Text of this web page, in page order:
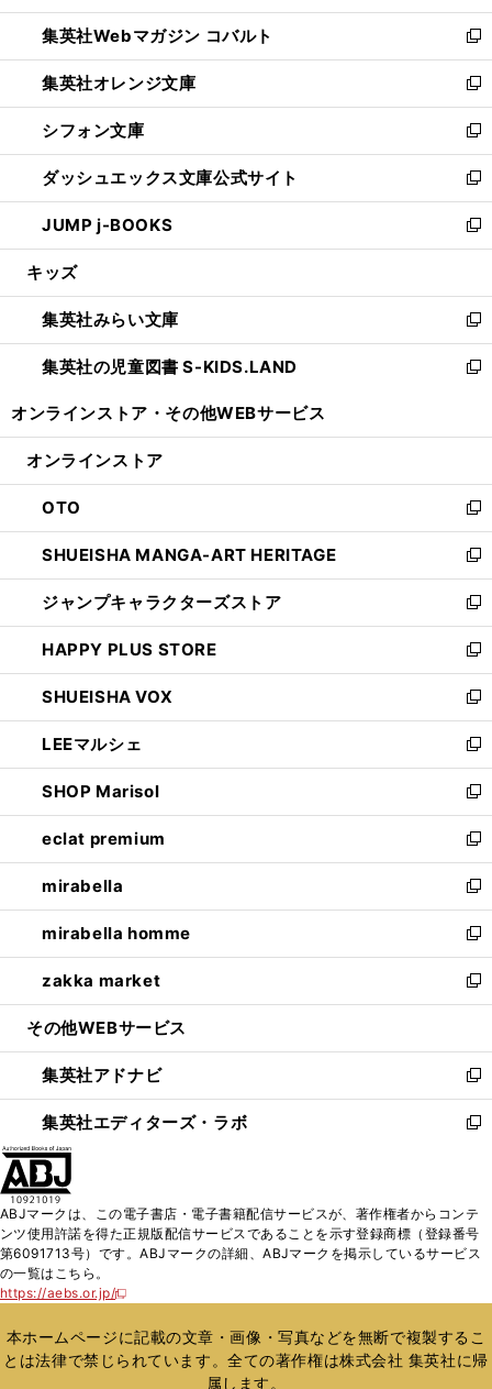
開
く
ウ
で
開
く
ン
ド
ウ
で
開
く
ウ
ィ
ン
ド
ウ
で
開
く
集英社Webマガジン コバルト
新
し
い
ウ
ィ
ン
ド
ウ
で
開
集英社オレンジ文庫
新
し
い
ウ
ィ
ン
ド
ウ
開
く
シフォン文庫
新
し
い
ウ
ィ
ン
ウ
で
開
く
ダッシュエックス文庫公式サイト
新
し
い
ウ
ン
ド
ウ
で
JUMP j-BOOKS
新
し
ウ
ィ
ン
ド
開
キッズ
集英社みらい文庫
新
し
い
ン
ウ
で
開
く
集英社の児童図書 S-KIDS.LAND
新
ウ
ン
ド
ウ
で
開
く
オンラインストア・ その他WEBサービス
オンラインストア
OTO
新
し
い
ウ
ィ
ン
ド
ウ
で
開
く
SHUEISHA MANGA-ART HERITAGE
新
し
い
ウ
ィ
ン
ド
ウ
で
開
く
ジャンプキャラクターズストア
新
し
い
ウ
ィ
ン
ド
ウ
で
開
く
HAPPY PLUS STORE
新
し
い
ウ
ィ
ン
ド
ウ
で
開
く
SHUEISHA VOX
新
し
い
ウ
ィ
ン
ド
ウ
で
開
く
LEEマルシェ
新
し
い
ウ
ィ
ン
ド
ウ
で
開
く
SHOP Marisol
新
し
い
ウ
ィ
ン
ド
ウ
で
開
eclat premium
新
し
い
ウ
ィ
ン
ド
ウ
開
く
mirabella
新
し
い
ウ
ィ
ン
ウ
で
開
く
mirabella homme
新
し
い
ウ
ン
ド
ウ
で
zakka market
新
し
ウ
ィ
ン
ド
く
その他WEBサービス
集英社アドナビ
新
し
い
ド
ウ
で
集英社エディターズ・ラボ
新
ィ
ン
ド
開
く
ABJマークは、この電子書店・電子書籍配信サービスが、著作権者からコンテ
ンツ使用許諾を得た正規版配信サービスであることを示す登録商標（登録番号
第6091713号）です。ABJマークの詳細、ABJマークを掲示しているサービス
の一覧はこちら。
https://aebs.or.jp/
新
い
ウ
ィ
本ホームページに記載の文章・画像・写真などを無断で複製するこ
とは法律で禁じられています。全ての著作権は株式会社 集英社に帰
属します。